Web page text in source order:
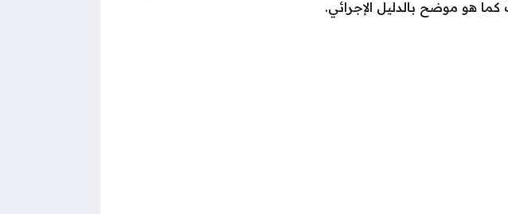
كما هو موضح بالدليل الإجرائي.